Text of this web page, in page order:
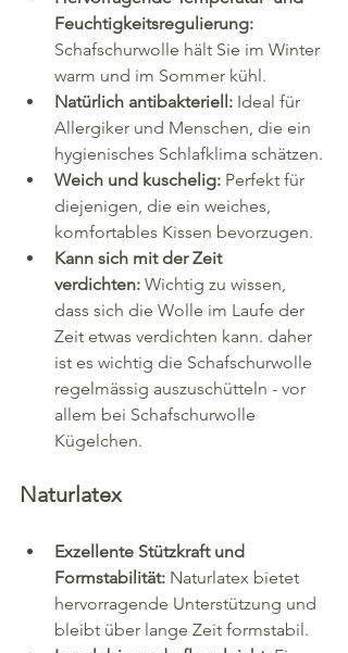
Feuchtigkeitsregulierung:
Schafschurwolle hält Sie im Winter
warm und im Sommer kühl.
Natürlich antibakteriell: Ideal für
Allergiker und Menschen, die ein
hygienisches Schlafklima schätzen.
Weich und kuschelig: Perfekt für
diejenigen, die ein weiches,
komfortables Kissen bevorzugen.
Kann sich mit der Zeit
verdichten: Wichtig zu wissen,
dass sich die Wolle im Laufe der
Zeit etwas verdichten kann. daher
ist es wichtig die Schafschurwolle
regelmässig auszuschütteln - vor
allem bei Schafschurwolle
Kügelchen.
Naturlatex
Exzellente Stützkraft und
Formstabilität: Naturlatex bietet
hervorragende Unterstützung und
bleibt über lange Zeit formstabil.